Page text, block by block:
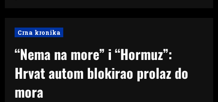
Crna kronika
“Nema na more” i “Hormuz”:
Hrvat autom blokirao prolaz do
mora